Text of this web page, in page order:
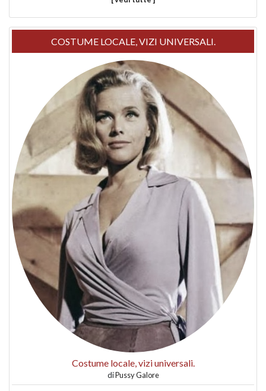
COSTUME LOCALE, VIZI UNIVERSALI.
Costume locale, vizi universali.
diPussy Galore